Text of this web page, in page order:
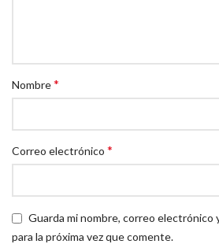
Nombre*
Correo electrónico *
Guarda mi nombre, correo electrónico
para la próxima vez que comente.